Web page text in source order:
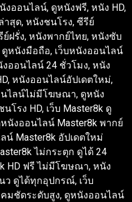
ออนไลน์, ดูหนังฟรี, หนัง HD,
าสุด, หนังชนโรง, ซีรีย์
ฝรั่ง, หนังพากย์ไทย, หนังซับ
ดูหนังมือถือ, เว็บหนังออนไลน์
ออนไลน์ 24 ชั่วโมง, หนัง
หนังออนไลน์อัปเดตใหม่,
นไลน์ไม่มีโฆษณา, ดูหนัง
รง HD, เว็บ Master8k ดู
นังออนไลน์ Master8k พากย์
น์ Master8k อัปเดตใหม่
ไม่กระตุก ดูได้ 24
HD ฟรี ไม่มีโฆษณา, หนัง
ว ดูได้ทุกอุปกรณ์, เว็บ
มชัดระดับสูง, ดูหนังออนไลน์